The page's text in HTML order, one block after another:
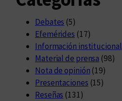
Debates (5)
Efemérides (17)
Información institucional
Material de prensa (98)
Nota de opinión (19)
Presentaciones (15)
Reseñas (131)